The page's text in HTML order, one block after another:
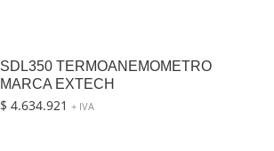
SDL350 TERMOANEMOMETRO
MARCA EXTECH
$ 4.634.921 + IVA